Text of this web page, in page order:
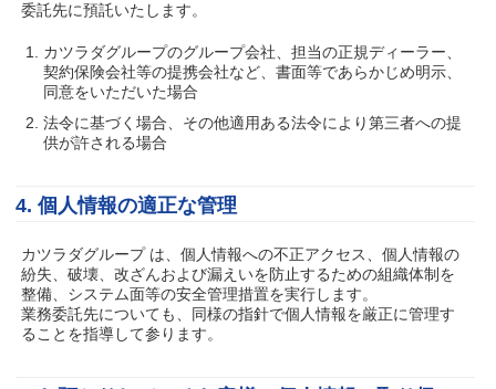
委託先に預託いたします。
カツラダグループのグループ会社、担当の正規ディーラー、
契約保険会社等の提携会社など、書面等であらかじめ明示、
同意をいただいた場合
法令に基づく場合、その他適用ある法令により第三者への提
供が許される場合
4. 個人情報の適正な管理
カツラダグループ は、個人情報への不正アクセス、個人情報の
紛失、破壊、改ざんおよび漏えいを防止するための組織体制を
整備、システム面等の安全管理措置を実行します。
業務委託先についても、同様の指針で個人情報を厳正に管理す
ることを指導して参ります。